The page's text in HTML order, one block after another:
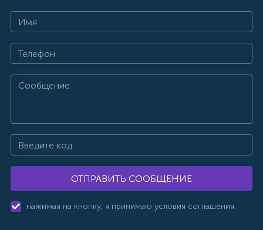
ОТПРАВИТЬ СООБЩЕНИЕ
нажимая на кнопку, я принимаю условия соглашения.